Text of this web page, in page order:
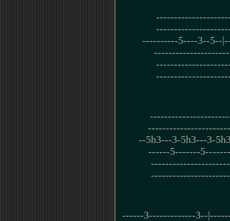
----------5----3--5--
--5h3---3-5h3---3-
------5-------
------3-------------3--